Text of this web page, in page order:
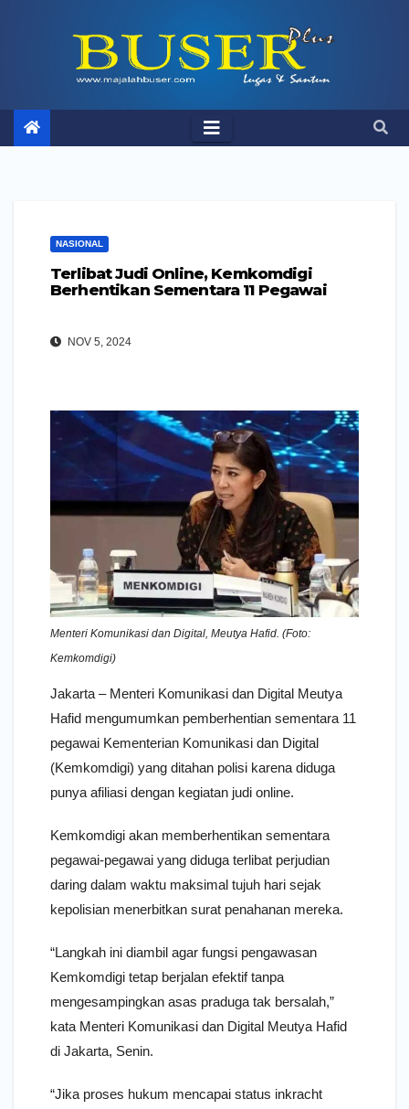
NASIONAL
Terlibat Judi Online, Kemkomdigi
Berhentikan Sementara 11 Pegawai
NOV 5, 2024
Menteri Komunikasi dan Digital, Meutya Hafid. (Foto:
Kemkomdigi)
Jakarta – Menteri Komunikasi dan Digital Meutya
Hafid mengumumkan pemberhentian sementara 11
pegawai Kementerian Komunikasi dan Digital
(Kemkomdigi) yang ditahan polisi karena diduga
punya afiliasi dengan kegiatan judi online.
Kemkomdigi akan memberhentikan sementara
pegawai-pegawai yang diduga terlibat perjudian
daring dalam waktu maksimal tujuh hari sejak
kepolisian menerbitkan surat penahanan mereka.
“Langkah ini diambil agar fungsi pengawasan
Kemkomdigi tetap berjalan efektif tanpa
mengesampingkan asas praduga tak bersalah,”
kata Menteri Komunikasi dan Digital Meutya Hafid
di Jakarta, Senin.
“Jika proses hukum mencapai status inkracht